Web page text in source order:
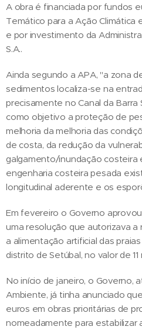
A obra é financiada por fundos
Temático para a Ação Climática
e por investimento da
S.A..
Ainda segundo a APA, "a zona
sedimentos localiza-se na
precisamente no Canal da
como objetivo a proteção de
melhoria da melhoria das
de costa, da redução da
galgamento/inundação costeira
engenharia costeira pesada
longitudinal aderente e os
Em fevereiro o Governo
uma resolução que autorizava a
a alimentação artificial das
distrito de Setúbal, no valor de
No início de janeiro, o Governo,
Ambiente, já tinha anunciado
euros em obras prioritárias de
nomeadamente para estabilizar